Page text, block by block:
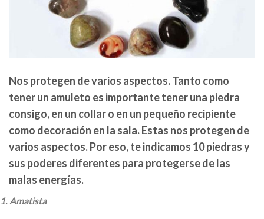
Nos protegen de varios aspectos. Tanto como
tener un amuleto es importante tener una piedra
consigo, en un collar o en un pequeño recipiente
como decoración en la sala. Estas nos protegen de
varios aspectos. Por eso, te indicamos 10 piedras y
sus poderes diferentes para protegerse de las
malas energías.
1. Amatista